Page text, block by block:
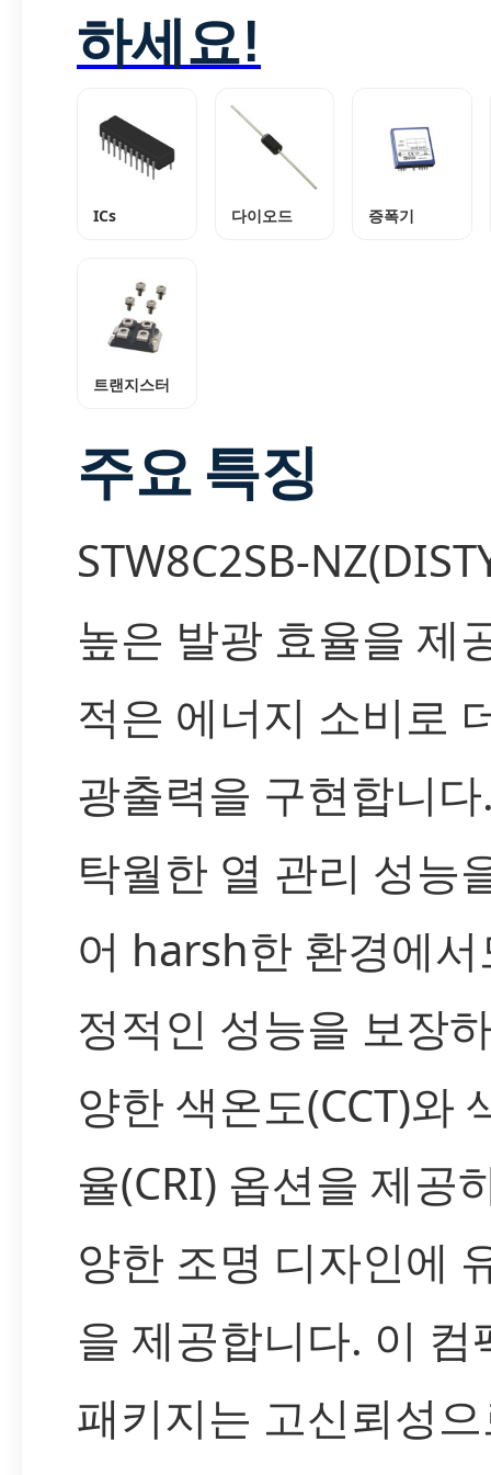
하세요!
ICs 다이오드 증폭기
트랜지스터
주요 특징
STW8C2SB-
높은 발광 효율을 제
적은 에너지 소비로
광출력을 구현합니
탁월한 열 관리 성능
어 harsh한 환경에
정적인 성능을 보장
양한 색온도(CCT)와
율(CRI) 옵션을 제공
양한 조명 디자인에
을 제공합니다. 이 컴
패키지는 고신뢰성